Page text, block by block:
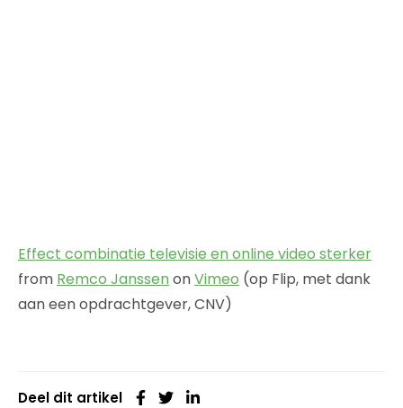
Effect combinatie televisie en online video sterker
from Remco Janssen onVimeo (op Flip, met dank
aan een opdrachtgever, CNV)
Deel dit artikel